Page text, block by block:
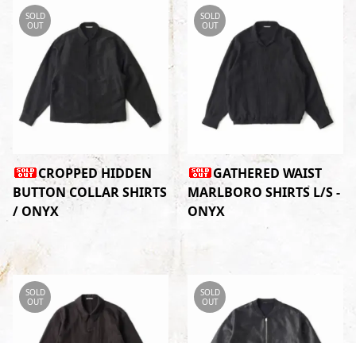
CROPPED HIDDEN
BUTTON COLLAR SHIRTS
/ ONYX
SOLD
OUT
GATHERED WAIST
MARLBORO SHIRTS L/S -
ONYX
SOLD
OUT
SOLD
OUT
SOLD
OUT